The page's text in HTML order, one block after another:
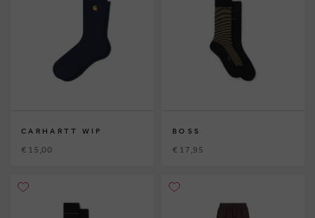
CARHARTT WIP
€ 15,00
BOSS
€ 17,95